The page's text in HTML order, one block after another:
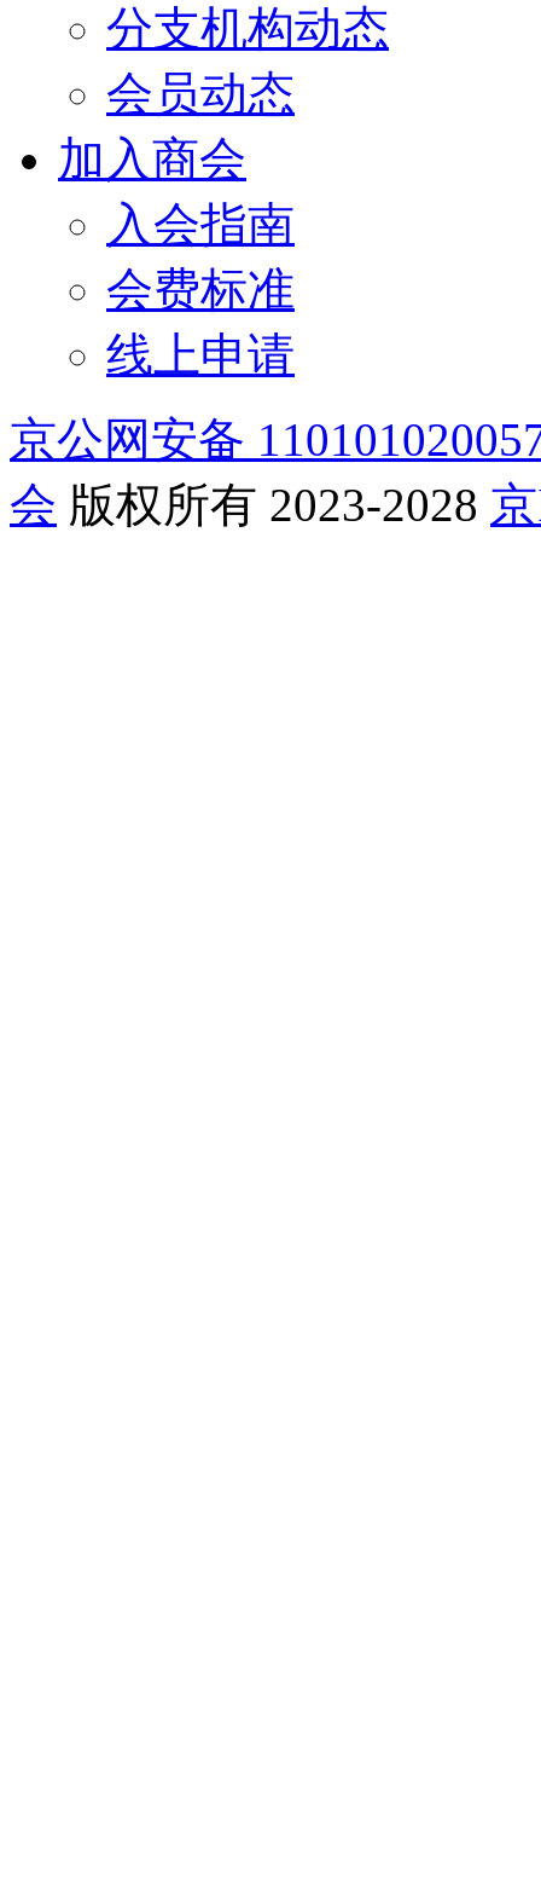
分支机构动态
会员动态
加入商会
入会指南
会费标准
线上申请
京公网安备
会 版权所有 2023-2028